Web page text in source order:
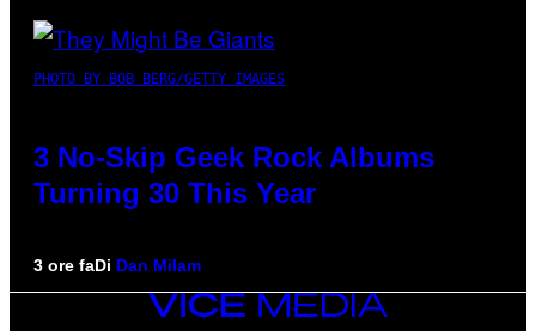
PHOTO BY BOB BERG/GETTY IMAGES
3 No-Skip Geek Rock Albums
Turning 30 This Year
3 ore faDi Dan Milam
VICE
MEDIA